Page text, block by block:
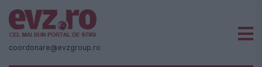
Știri
naționale
coordonare@evzgroup.ro